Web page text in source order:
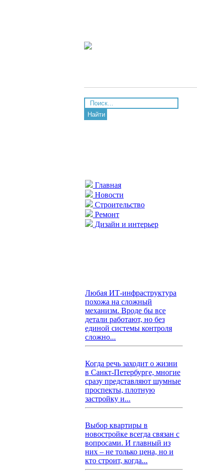
Найти
Главная
Новости
Строительство
Ремонт
Дизайн и интерьер
Любая ИТ-инфраструктура
похожа на сложный
механизм. Вроде бы все
детали работают, но без
единой системы контроля
сложно...
Когда речь заходит о жизни
в Санкт-Петербурге, многие
сразу представляют шумные
проспекты, плотную
застройку и...
Выбор квартиры в
новостройке всегда связан с
вопросами. И главный из
них – не только цена, но и
кто строит, когда...